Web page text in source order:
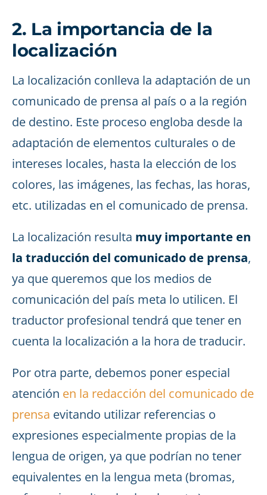
2. La importancia de la
localización
La localización conlleva la adaptación de un
comunicado de prensa al país o a la región
de destino. Este proceso engloba desde la
adaptación de elementos culturales o de
intereses locales, hasta la elección de los
colores, las imágenes, las fechas, las horas,
etc. utilizadas en el comunicado de prensa.
La localización resulta muy importante en
la traducción del comunicado de prensa,
ya que queremos que los medios de
comunicación del país meta lo utilicen. El
traductor profesional tendrá que tener en
cuenta la localización a la hora de traducir.
Por otra parte, debemos poner especial
atención en la redacción del comunicado de
prensa evitando utilizar referencias o
expresiones especialmente propias de la
lengua de origen, ya que podrían no tener
equivalentes en la lengua meta (bromas,